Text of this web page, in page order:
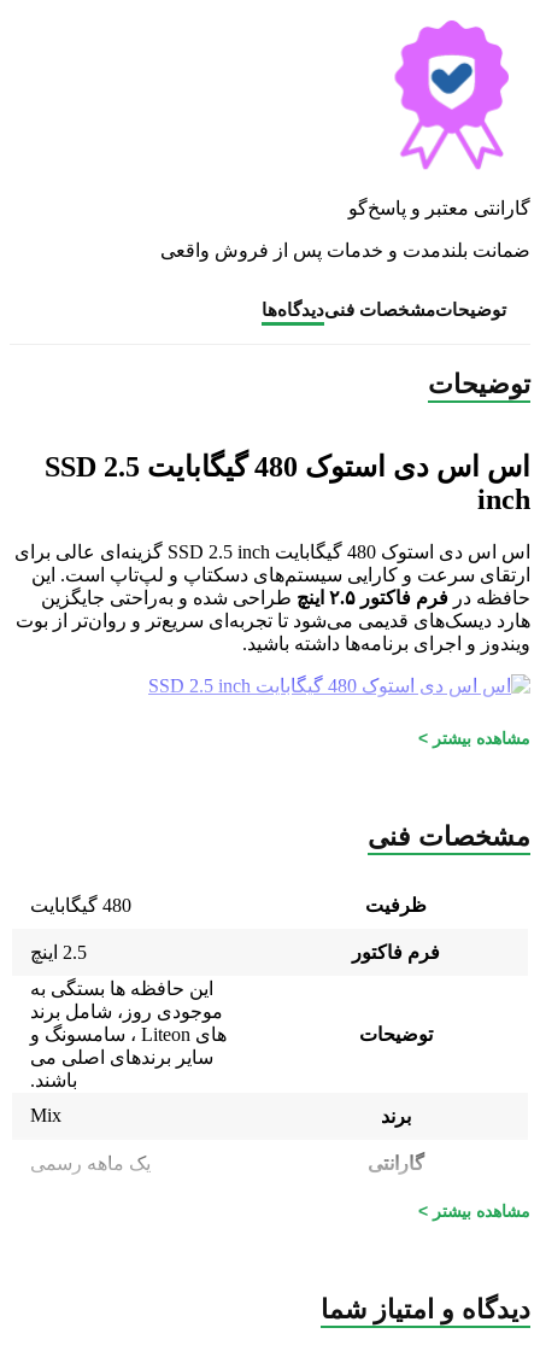
گارانتی معتبر و پاسخ‌گو
ضمانت بلندمدت و خدمات پس از فروش واقعی
توضیحاتمشخصات فنیدیدگاه‌ها
توضیحات
اس اس دی استوک 480 گیگابایت SSD 2.5
inch
اس اس دی استوک 480 گیگابایت SSD 2.5 inch گزینه‌ای عالی برای
ارتقای سرعت و کارایی سیستم‌های دسکتاپ و لپ‌تاپ است. این
حافظه در فرم فاکتور ۲.۵ اینچ
طراحی شده و به‌راحتی جایگزین
هارد دیسک‌های قدیمی می‌شود تا تجربه‌ای سریع‌تر و روان‌تر از بوت
ویندوز و اجرای برنامه‌ها داشته باشید.
اس اس دی استوک 480 گیگابایت SSD 2.5 inch
محصول بسته به موجودی، از برندهای معتبر مانند
Samsungو سایر برندهای اصلی عرضه می‌شود.
اگر به دنبال راهی اقتصادی و مطمئن برای افزایش سرعت سیستم
که عملکردی سریع، کم‌مصرف و بادوام ارائه میده
مشاهده بیشتر >
مشخصات فنی
ظرفیت 480 گیگابایت
فرم فاکتور 2.5 اینچ
توضیحات
این حافظه ها بستگی به
موجودی روز، شامل برند
های Liteon ، سامسونگ و
سایر برندهای اصلی می
باشند.
برند
Mix
گارانتی یک ماهه رسمی
مشاهده بیشتر >
دیدگاه و امتیاز شما